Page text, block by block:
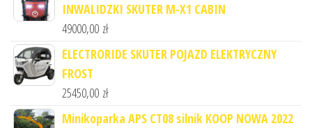
INWALIDZKI SKUTER M-X1 CABIN
49000,00 zł
ELECTRORIDE SKUTER POJAZD ELEKTRYCZNY
FROST
25450,00 zł
Minikoparka APS CT08 silnik KOOP NOWA 2022